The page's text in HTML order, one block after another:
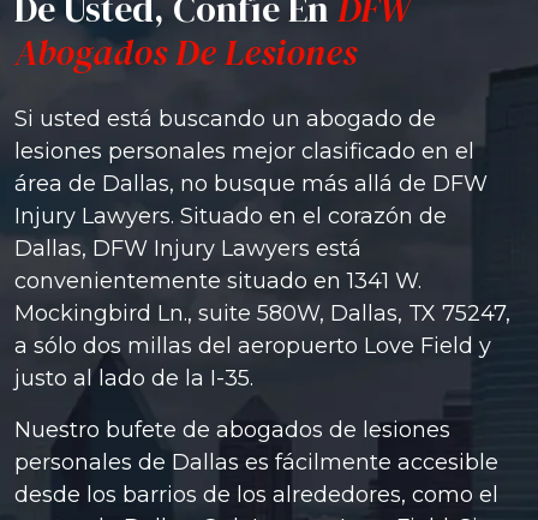
Abogados De Lesiones
Si usted está buscando un abogado de
lesiones personales mejor clasificado en el
área de Dallas, no busque más allá de DFW
Injury Lawyers. Situado en el corazón de
Dallas, DFW Injury Lawyers está
convenientemente situado en 1341 W.
Mockingbird Ln., suite 580W, Dallas, TX 75247,
a sólo dos millas del aeropuerto Love Field y
justo al lado de la I-35.
Nuestro bufete de abogados de lesiones
personales de Dallas es fácilmente accesible
desde los barrios de los alrededores, como el